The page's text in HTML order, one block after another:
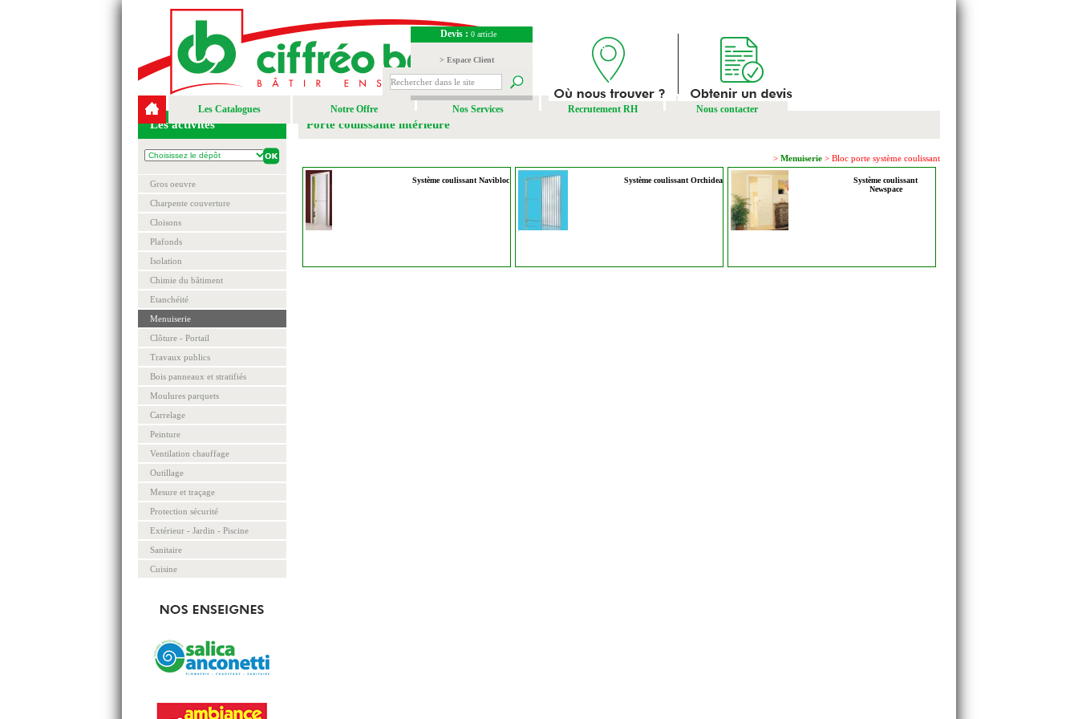
Devis : 0 article
> Espace Client
> Espace Fournisseur
Les Catalogues Notre Offre Nos Services Recrutement RH Nous contacter
Les activités
Gros oeuvre
Charpente couverture
Cloisons
Plafonds
Isolation
Chimie du bâtiment
Etanchéité
Menuiserie
Clôture - Portail
Travaux publics
Bois panneaux et stratifiés
Moulures parquets
Carrelage
Peinture
Ventilation chauffage
Outillage
Mesure et traçage
Protection sécurité
Extérieur - Jardin - Piscine
Sanitaire
Cuisine
Porte coulissante intérieure
> Menuiserie > Bloc porte système coulissant
Système coulissant Navibloc Système coulissant Orchidea
Système coulissant
Newspace